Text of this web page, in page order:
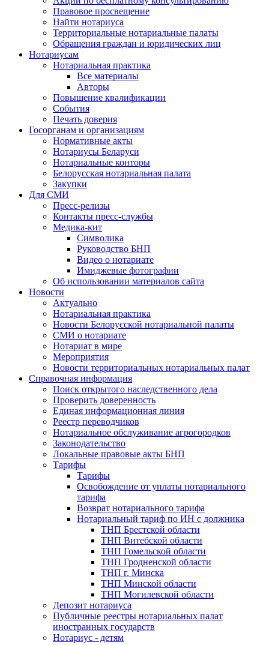
Правовое просвещение
Найти нотариуса
Территориальные нотариальные палаты
Обращения граждан и юридических лиц
Нотариусам
Нотариальная практика
Все материалы
Авторы
Повышение квалификации
События
Печать доверия
Госорганам и организациям
Нормативные акты
Нотариусы Беларуси
Нотариальные конторы
Белорусская нотариальная палата
Закупки
Для СМИ
Пресс-релизы
Контакты пресс-службы
Медика-кит
Символика
Руководство БНП
Видео о нотариате
Имиджевые фотографии
Об использовании материалов сайта
Новости
Актуально
Нотариальная практика
Новости Белорусской нотариальной палаты
СМИ о нотариате
Нотариат в мире
Мероприятия
Новости территориальных нотариальных палат
Справочная информация
Поиск открытого наследственного дела
Проверить доверенность
Единая информационная линия
Реестр переводчиков
Нотариальное обслуживание агрогородков
Законодательство
Локальные правовые акты БНП
Тарифы
Тарифы
Освобождение от уплаты нотариального
тарифа
Возврат нотариального тарифа
Нотариальный тариф по ИН с должника
ТНП Брестской области
ТНП Витебской области
ТНП Гомельской области
ТНП Гродненской области
ТНП г. Минска
ТНП Минской области
ТНП Могилевской области
Депозит нотариуса
Публичные реестры нотариальных палат
иностранных государств
Нотариус - детям